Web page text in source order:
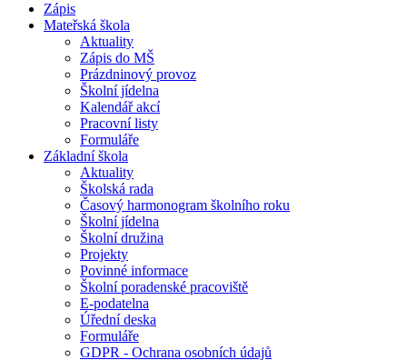
Zápis
Mateřská škola
Aktuality
Zápis do MŠ
Prázdninový provoz
Školní jídelna
Kalendář akcí
Pracovní listy
Formuláře
Základní škola
Aktuality
Školská rada
Časový harmonogram školního roku
Školní jídelna
Školní družina
Projekty
Povinné informace
Školní poradenské pracoviště
E-podatelna
Úřední deska
Formuláře
GDPR - Ochrana osobních údajů